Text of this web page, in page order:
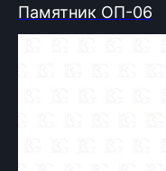
Памятник ОП-06